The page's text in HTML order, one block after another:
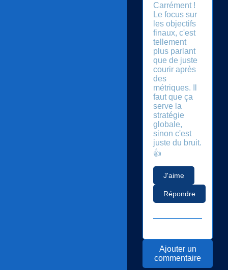
Carrément !
Le focus sur
les objectifs
finaux, c'est
tellement
plus parlant
que de juste
courir après
des
métriques. Il
faut que ça
serve la
stratégie
globale,
sinon c'est
juste du bruit.
👍
J'aime
Répondre
Ajouter un
commentaire